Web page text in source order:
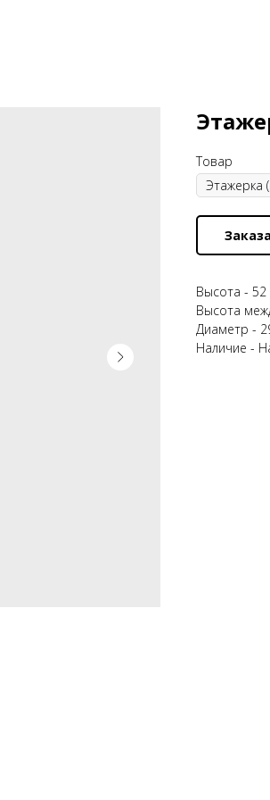
Товар
Высота - 52
Высота
Диаметр -
Наличие -